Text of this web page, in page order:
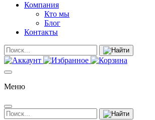
Компания
Кто мы
Блог
Контакты
Меню